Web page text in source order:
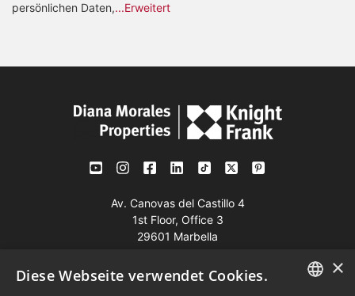
persönlichen Daten,...Erweitert
Av. Canovas del Castillo 4
1st Floor, Office 3
29601 Marbella
×
Diese Webseite verwendet Cookies.